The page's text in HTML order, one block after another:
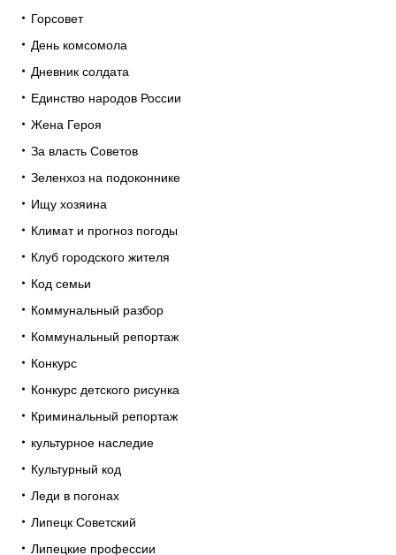
Горсовет
День комсомола
Дневник солдата
Единство народов России
Жена Героя
За власть Советов
Зеленхоз на подоконнике
Ищу хозяина
Климат и прогноз погоды
Клуб городского жителя
Код семьи
Коммунальный разбор
Коммунальный репортаж
Конкурс
Конкурс детского рисунка
Криминальный репортаж
культурное наследие
Культурный код
Леди в погонах
Липецк Советский
Липецкие профессии